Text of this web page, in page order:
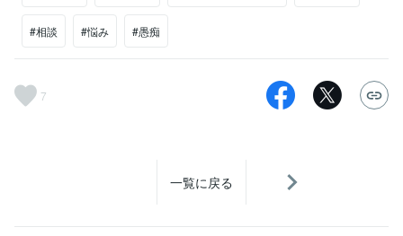
#相談 #悩み #愚痴
7
一覧に戻る